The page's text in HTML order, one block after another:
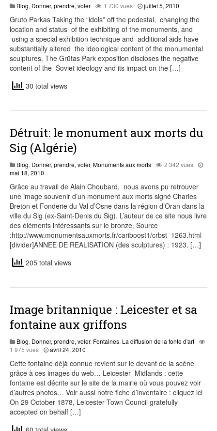
Blog, Donner, prendre, voler 1 730 vues juillet 5, 2010
2015
Gruto Parkas Taking the “idols” off the pedestal, changing the
location and status of the exhibiting of the monuments, and
using a special exhibition technique and additional aids have
substantially altered the ideological content of the monumental
sculptures. The Grūtas Park exposition discloses the negative
content of the Soviet ideology and its impact on the […]
30 total views
Détruit: le monument aux morts du
Sig (Algérie)
Blog, Donner, prendre, voler, Monuments aux morts
2 342 vues
mai 18, 2010
2015
Grâce au travail de Alain Choubard, nous avons pu retrouver
une image souvenir d’un monument aux morts signé Charles
Breton et Fonderie du Val d’Osne dans la région d’Oran dans la
ville du Sig (ex-Saint-Denis du Sig). L’auteur de ce site nous livre
des éléments intéressants sur le bronze. Source
:http://www.monumentsauxmorts.fr/cariboost1/crbst_1263.html
[divider]ANNEE DE REALISATION (des sculptures) : 1923. […]
205 total views
Image britannique : Leicester et sa
fontaine aux griffons
Blog, Donner, prendre, voler, Fontaines, La diffusion de la fonte d'art
1 975 vues
avril 24, 2010
2015
Cette fontaine déjà connue revient sur le devant de la scène
grâce à ces images du web… Leicester Midlands : cette
fontaine est décrite sur le site de la mairie où vous pouvez voir
d’autres photos… Voir aussi notre fiche d’inventaire : cliquez ici
On 29 October 1878, Leicester Town Council gratefully
accepted on behalf […]